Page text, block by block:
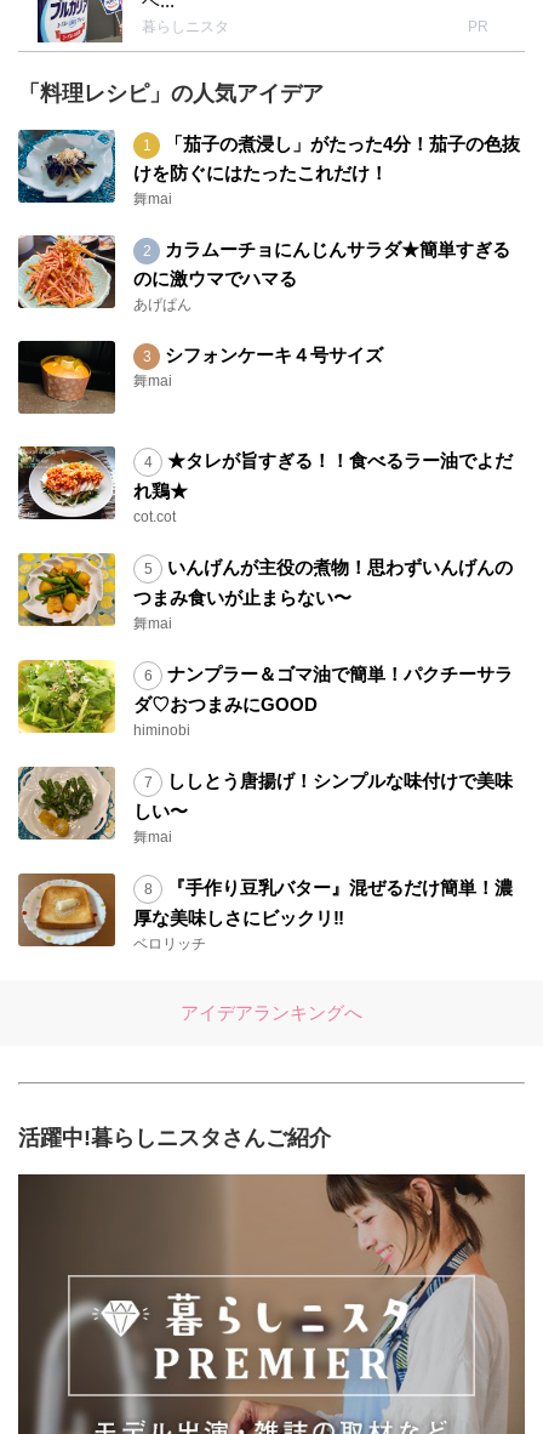
暮らしニスタ PR
「料理レシピ」の人気アイデア
「茄子の煮浸し」がたった4分！茄子の色抜
けを防ぐにはたったこれだけ！
舞mai
カラムーチョにんじんサラダ★簡単すぎる
のに激ウマでハマる
あげぱん
シフォンケーキ４号サイズ
舞mai
★タレが旨すぎる！！食べるラー油でよだ
れ鶏★
cot.cot
いんげんが主役の煮物！思わずいんげんの
つまみ食いが止まらない〜
舞mai
ナンプラー＆ゴマ油で簡単！パクチーサラ
ダ♡おつまみにGOOD
himinobi
ししとう唐揚げ！シンプルな味付けで美味
しい〜
舞mai
『手作り豆乳バター』混ぜるだけ簡単！濃
厚な美味しさにビックリ‼︎
ベロリッチ
アイデアランキングへ
活躍中!暮らしニスタさんご紹介